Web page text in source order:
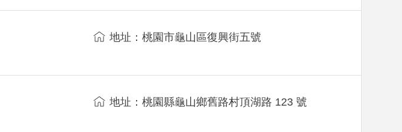
地址：桃園市龜山區復興街五號
地址：桃園縣龜山鄉舊路村頂湖路 123 號